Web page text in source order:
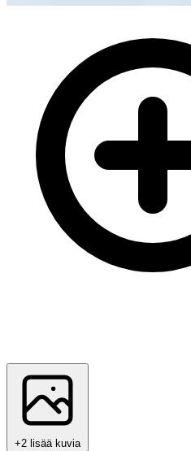
+2 lisää kuvia